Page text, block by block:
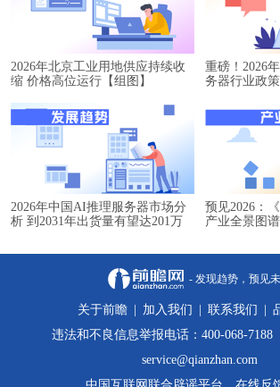
2026年北京工业用地供应持续收
缩 价格高位运行【组图】
重磅！2026
务器行业政
2026年中国AI推理服务器市场分
析 到2031年出货量有望达201万
预见2026：
产业全景图谱
- 发现趋势，预见
关于前瞻 加入我们 联系我们
违法和不良信息举报电话：400-068-
service@qianzhan.com